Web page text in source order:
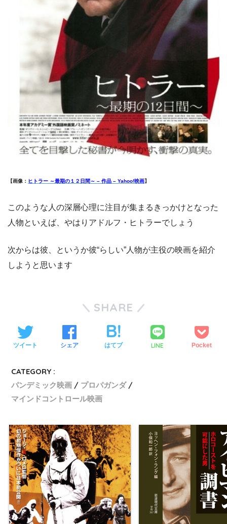
【画像： ヒトラー ～最期の１２日間～ – 作品 – Yahoo!映画】
このような人の深層心理に注目が集まるきっかけとなった
人物といえば、やはりアドルフ・ヒトラーでしょう
次からは彼、というか彼“らしい”人物が主役の映画を紹介
しようと思います
SHARE
ツイート シェア はてブ LINE Pocket
CATEGORY :
パンデミック映画
プロパガンダ
マインドコントロール映画